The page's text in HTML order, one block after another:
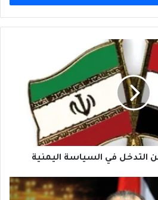
من التدخل في السياسة اليمنية